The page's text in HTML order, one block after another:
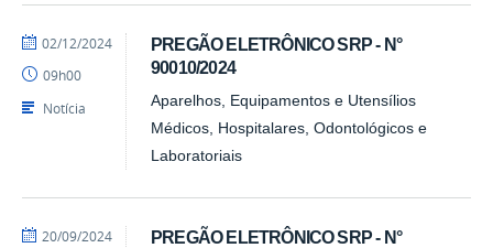
PREGÃO ELETRÔNICO SRP - N°
90010/2024
Aparelhos, Equipamentos e Utensílios
Médicos, Hospitalares, Odontológicos e
Laboratoriais
por
-
PRA
publicado
02/12/2024
09h00
Notícia
PREGÃO ELETRÔNICO SRP - N°
por
publicado
20/09/2024